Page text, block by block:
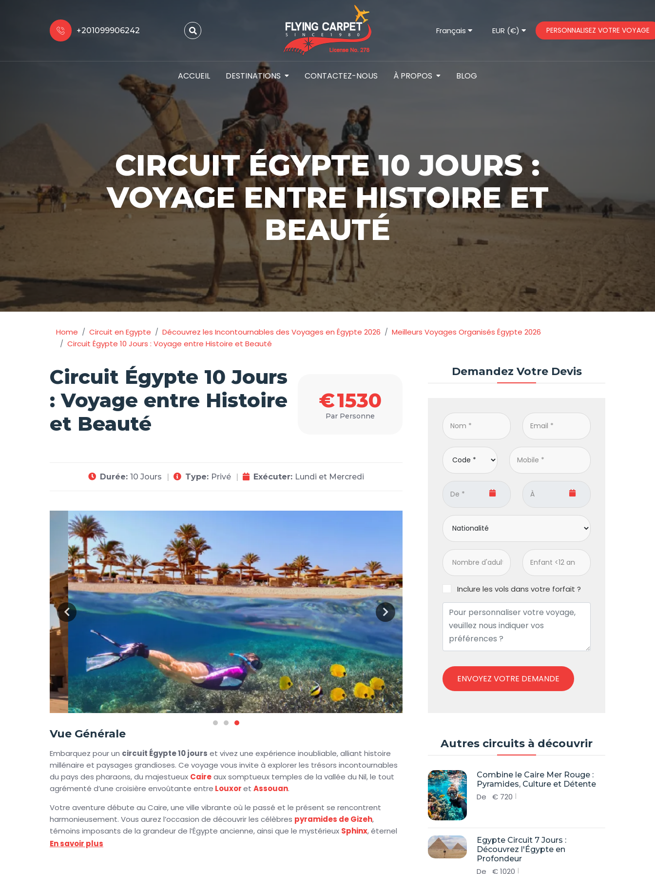
+201099906242 Français EUR (€) PERSONNALISEZ VOTRE VOYAGE
ACCUEIL DESTINATIONS CONTACTEZ-NOUS À PROPOS BLOG
CIRCUIT ÉGYPTE 10 JOURS :
VOYAGE ENTRE HISTOIRE ET
BEAUTÉ
Home Circuit en Egypte Découvrez les Incontournables des Voyages en Égypte 2026
Meilleurs Voyages Organisés Égypte 2026
Circuit Égypte 10 Jours : Voyage entre Histoire et Beauté
Circuit Égypte 10 Jours
: Voyage entre Histoire
et Beauté
€1530
Par Personne
Durée: 10 Jours Type: Privé Exécuter: Lundi et Mercredi
Vue Générale
Embarquez pour un circuit Égypte 10 jours et vivez une expérience inoubliable, alliant histoire
millénaire et paysages grandioses. Ce voyage vous invite à explorer les trésors incontournables
du pays des pharaons, du majestueux Caireaux somptueux temples de la vallée du Nil, le tout
agrémenté d’une croisière envoûtante entre Louxoret Assouan.
Votre aventure débute au Caire, une ville vibrante où le passé et le présent se rencontrent
harmonieusement. Vous aurez l’occasion de découvrir les célèbres pyramides de Gizeh,
témoins imposants de la grandeur de l’Égypte ancienne, ainsi que le mystérieux Sphinx, éternel
gardien des mystères du désert. Le
En savoir plus
Demandez Votre Devis
Inclure les vols dans votre forfait ?
ENVOYEZ VOTRE DEMANDE
Autres circuits à découvrir
Combine le Caire Mer Rouge :
Pyramides, Culture et Détente
De € 720
Egypte Circuit 7 Jours :
Découvrez l'Égypte en
Profondeur
De €1020